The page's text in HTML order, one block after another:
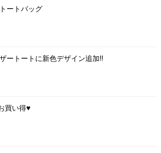
ートバッグ
ートートに新色デザイン追加!!
買い得♥